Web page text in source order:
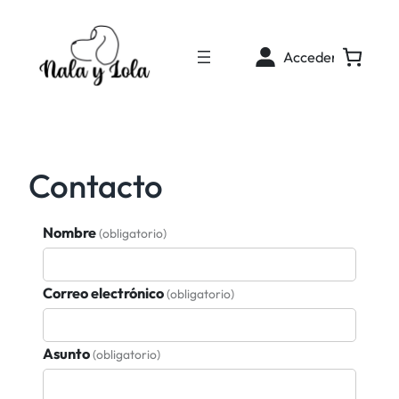
contenido
Acceder
Contacto
Nombre(obligatorio)
Correo electrónico(obligatorio)
Asunto(obligatorio)